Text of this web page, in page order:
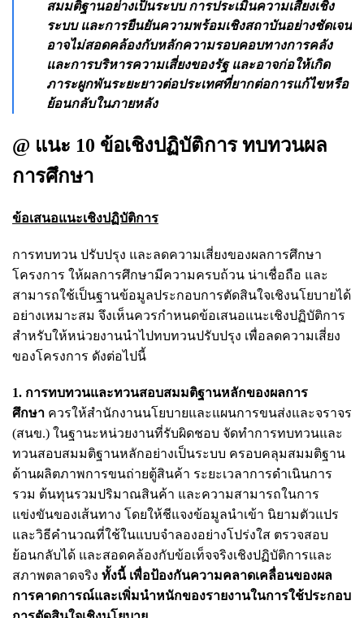
สมมติฐานอย่างเป็นระบบ การประเมินความเสี่ยงเชิง
ระบบ และการยืนยันความพร้อมเชิงสถาบันอย่างชัดเจน
อาจไม่สอดคล้องกับหลักความรอบคอบทางการคลัง
และการบริหารความเสี่ยงของรัฐ และอาจก่อให้เกิด
ภาระผูกพันระยะยาวต่อประเทศที่ยากต่อการแก้ไขหรือ
ย้อนกลับในภายหลัง
@ แนะ 10 ข้อเชิงปฏิบัติการ ทบทวนผล
การศึกษา
ข้อเสนอแนะเชิงปฏิบัติการ
การทบทวน ปรับปรุง และลดความเสี่ยงของผลการศึกษา
โครงการ ให้ผลการศึกษามีความครบถ้วน น่าเชื่อถือ และ
สามารถใช้เป็นฐานข้อมูลประกอบการตัดสินใจเชิงนโยบายได้
อย่างเหมาะสม จึงเห็นควรกำหนดข้อเสนอแนะเชิงปฏิบัติการ
สำหรับให้หน่วยงานนำไปทบทวนปรับปรุง เพื่อลดความเสี่ยง
ของโครงการ ดังต่อไปนี้
1. การทบทวนและทวนสอบสมมติฐานหลักของผลการ
ศึกษา ควรให้สำนักงานนโยบายและแผนการขนส่งและจราจร
(สนข.) ในฐานะหน่วยงานที่รับผิดชอบ จัดทำการทบทวนและ
ทวนสอบสมมติฐานหลักอย่างเป็นระบบ ครอบคลุมสมมติฐาน
ด้านผลิตภาพการขนถ่ายตู้สินค้า ระยะเวลาการดำเนินการ
รวม ต้นทุนรวมปริมาณสินค้า และความสามารถในการ
แข่งขันของเส้นทาง โดยให้ชีแจงข้อมูลนำเข้า นิยามตัวแปร
และวิธีคำนวณที่ใช้ในแบบจำลองอย่างโปร่งใส ตรวจสอบ
ย้อนกลับได้ และสอดคล้องกับข้อเท็จจริงเชิงปฏิบัติการและ
สภาพตลาดจริง ทั้งนี้ เพื่อป้องกันความคลาดเคลื่อนของผล
การคาดการณ์และเพิ่มนำหนักของรายงานในการใช้ประกอบ